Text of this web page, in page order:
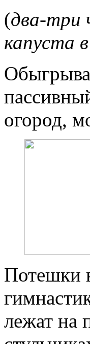
(два-три
капуста
огород,
Потешки
лежат на